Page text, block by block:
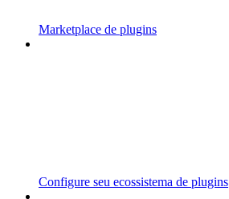
Marketplace de plugins
Configure seu ecossistema de plugins